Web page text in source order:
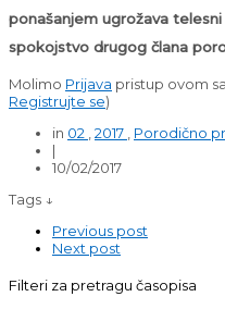
ponašanjem ugrožava
spokojstvo drugog člana
Molimo Prijava pristup ovom
Registrujte se)
in 02 2017 Porodično
|
10/02/2017
Tags ↓
Previous post
Next post
Filteri za pretragu časopisa